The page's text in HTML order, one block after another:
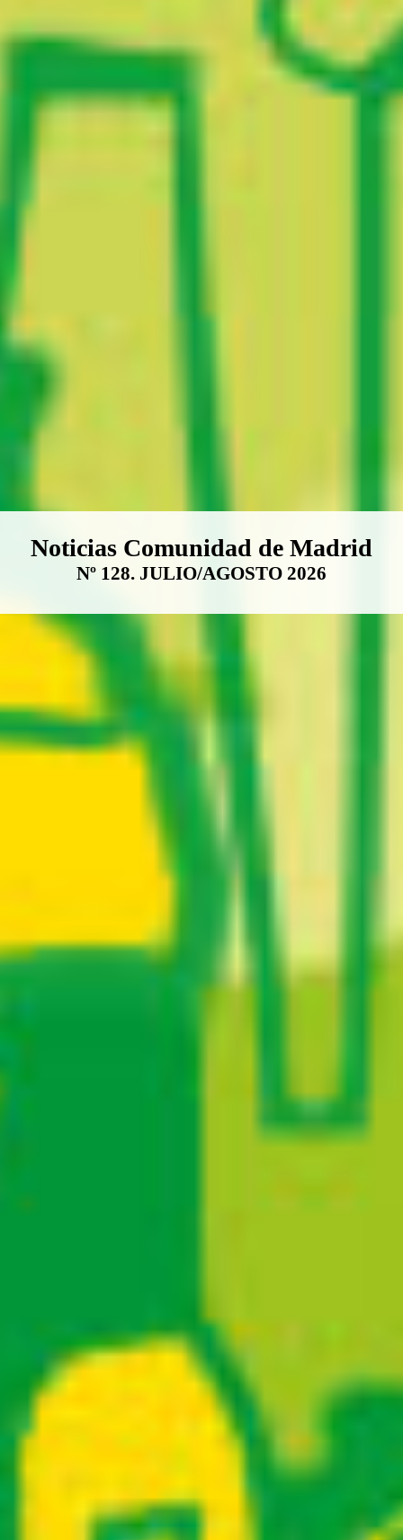
Boletín Noticias Comunidad de
Noticias Comunidad de Madrid
Nº 128. JULIO/AGOSTO 2026